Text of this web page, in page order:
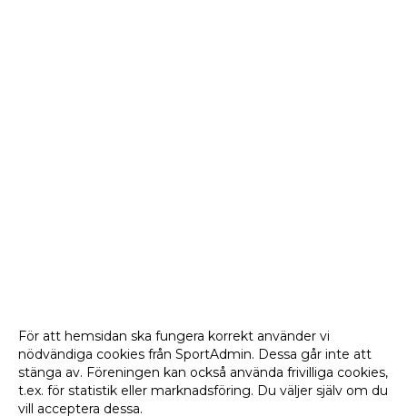
För att hemsidan ska fungera korrekt använder vi
nödvändiga cookies från SportAdmin. Dessa går inte att
stänga av. Föreningen kan också använda frivilliga cookies,
t.ex. för statistik eller marknadsföring. Du väljer själv om du
vill acceptera dessa.